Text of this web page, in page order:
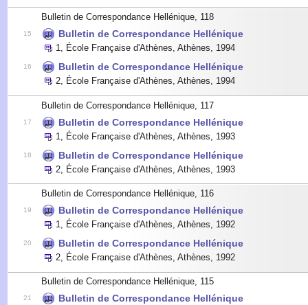
Bulletin de Correspondance Hellénique, 118
15 Bulletin de Correspondance Hellénique
1, École Française d'Athènes, Athènes, 1994
16 Bulletin de Correspondance Hellénique
2, École Française d'Athènes, Athènes, 1994
Bulletin de Correspondance Hellénique, 117
17 Bulletin de Correspondance Hellénique
1 École Française d'Athènes, Athènes 1993
18 Bulletin de Correspondance Hellénique
2 École Française d'Athènes, Athènes 1993
Bulletin de Correspondance Hellénique, 116
19 Bulletin de Correspondance Hellénique
1 École Française d'Athènes, Athènes 1992
20 Bulletin de Correspondance Hellénique
2 École Française d'Athènes, Athènes 1992
Bulletin de Correspondance Hellénique, 115
21 Bulletin de Correspondance Hellénique